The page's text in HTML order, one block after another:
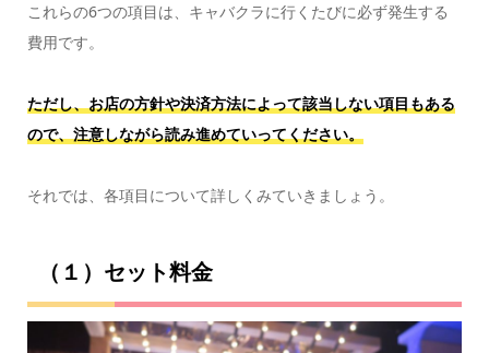
これらの6つの項目は、キャバクラに行くたびに必ず発生する
費用です。
ただし、お店の方針や決済方法によって該当しない項目もある
ので、注意しながら読み進めていってください。
それでは、各項目について詳しくみていきましょう。
（１）セット料金